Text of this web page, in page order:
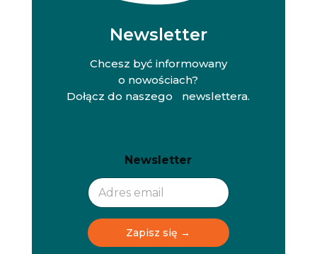
Newsletter
Chcesz być informowany
o nowościach?
Dołącz do naszego newslettera.
e
w
s
e
t
t
e
w
s
e
t
t
Newsletter
Zapisz się →